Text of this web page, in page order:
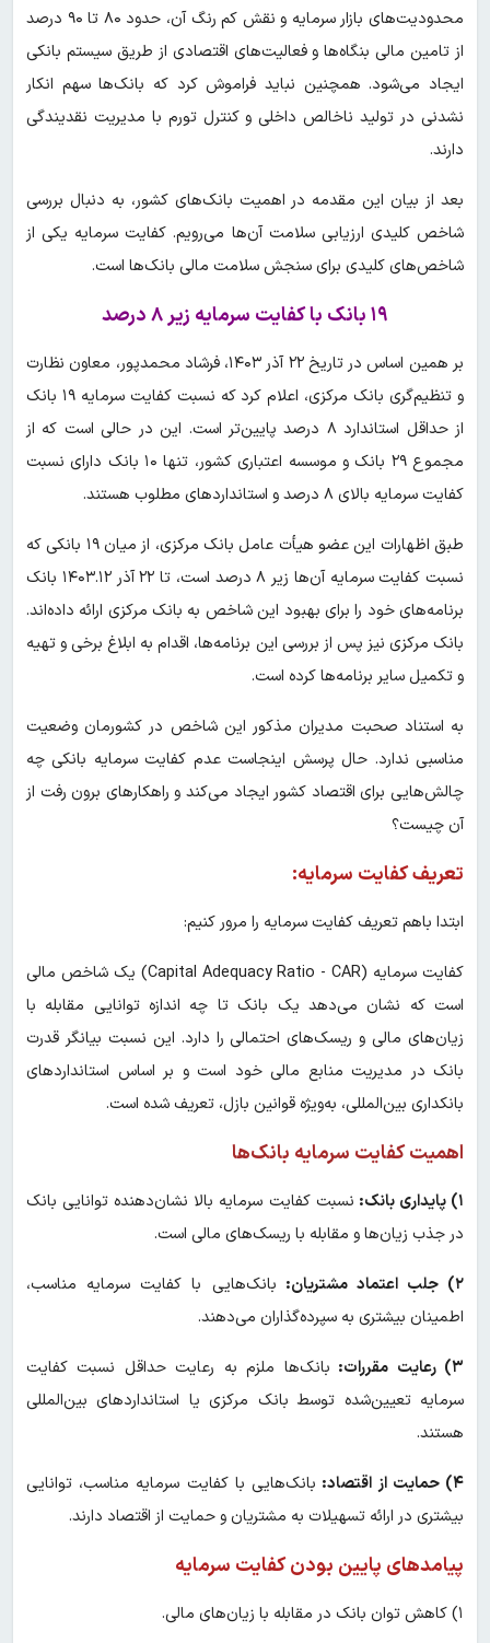
محدودیت‌های بازار سرمایه و نقش کم رنگ آن، حدود ۸۰ تا ۹۰ درصد
از تامین مالی بنگاه‌ها و فعالیت‌های اقتصادی از طریق سیستم بانکی
ایجاد می‌شود. همچنین نباید فراموش کرد که بانک‌ها سهم انکار
نشدنی در تولید ناخالص داخلی و کنترل تورم با مدیریت نقدیندگی
دارند.
بعد از بیان این مقدمه در اهمیت بانک‌های کشور، به دنبال بررسی
شاخص کلیدی ارزیابی سلامت آن‌ها می‌رویم. کفایت سرمایه یکی از
شاخص‌های کلیدی برای سنجش سلامت مالی بانک‌ها است.
۱۹ بانک با کفایت سرمایه زیر ۸ درصد
بر همین اساس در تاریخ ۲۲ آذر ۱۴۰۳، فرشاد محمدپور، معاون نظارت
و تنظیم‌گری بانک مرکزی، اعلام کرد که نسبت کفایت سرمایه ۱۹ بانک
از حداقل استاندارد ۸ درصد پایین‌تر است. این در حالی است که از
مجموع ۲۹ بانک و موسسه اعتباری کشور، تنها ۱۰ بانک دارای نسبت
کفایت سرمایه بالای ۸ درصد و استانداردهای مطلوب هستند.
طبق اظهارات این عضو هیأت عامل بانک مرکزی، از میان ۱۹ بانکی که
نسبت کفایت سرمایه آن‌ها زیر ۸ درصد است، تا ۲۲ آذر ۱۴۰۳.۱۲ بانک
برنامه‌های خود را برای بهبود این شاخص به بانک مرکزی ارائه داده‌اند.
بانک مرکزی نیز پس از بررسی این برنامه‌ها، اقدام به ابلاغ برخی و تهیه
و تکمیل سایر برنامه‌ها کرده است.
به استناد صحبت مدیران مذکور این شاخص در کشورمان وضعیت
مناسبی ندارد. حال پرسش اینجاست عدم کفایت سرمایه بانکی چه
چالش‌هایی برای اقتصاد کشور ایجاد می‌کند و راهکارهای برون رفت از
آن چیست؟
تعریف کفایت سرمایه:
ابتدا باهم تعریف کفایت سرمایه را مرور کنیم:
کفایت سرمایه (Capital Adequacy Ratio - CAR) یک شاخص مالی
است که نشان می‌دهد یک بانک تا چه اندازه توانایی مقابله با
زیان‌های مالی و ریسک‌های احتمالی را دارد. این نسبت بیانگر قدرت
بانک در مدیریت منابع مالی خود است و بر اساس استانداردهای
بانکداری بین‌المللی، به‌ویژه قوانین بازل، تعریف شده است.
اهمیت کفایت سرمایه بانک‌ها
۱) پایداری بانک:
نسبت کفایت سرمایه بالا نشان‌دهنده توانایی بانک
در جذب زیان‌ها و مقابله با ریسک‌های مالی است.
۲) جلب اعتماد مشتریان:
بانک‌هایی با کفایت سرمایه مناسب،
اطمینان بیشتری به سپرده‌گذاران می‌دهند.
۳) رعایت مقررات:
بانک‌ها ملزم به رعایت حداقل نسبت کفایت
سرمایه تعیین‌شده توسط بانک مرکزی یا استانداردهای بین‌المللی
هستند.
۴) حمایت از اقتصاد:
بانک‌هایی با کفایت سرمایه مناسب، توانایی
بیشتری در ارائه تسهیلات به مشتریان و حمایت از اقتصاد دارند.
پیامدهای پایین بودن کفایت سرمایه
۱) کاهش توان بانک در مقابله با زیان‌های مالی.